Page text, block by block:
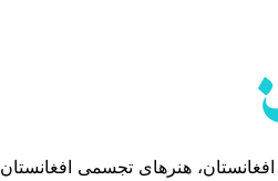
هنرهای تجسمی افغانستان